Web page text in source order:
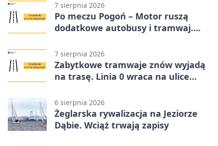
7 sierpnia 2026
Po meczu Pogoń – Motor ruszą
dodatkowe autobusy i tramwaj.
7 sierpnia 2026
Zabytkowe tramwaje znów wyjadą
na trasę. Linia 0 wraca na ulice
6 sierpnia 2026
Żeglarska rywalizacja na Jeziorze
Dąbie. Wciąż trwają zapisy